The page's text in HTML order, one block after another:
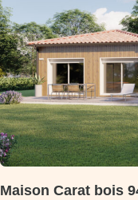
Maison Carat bois